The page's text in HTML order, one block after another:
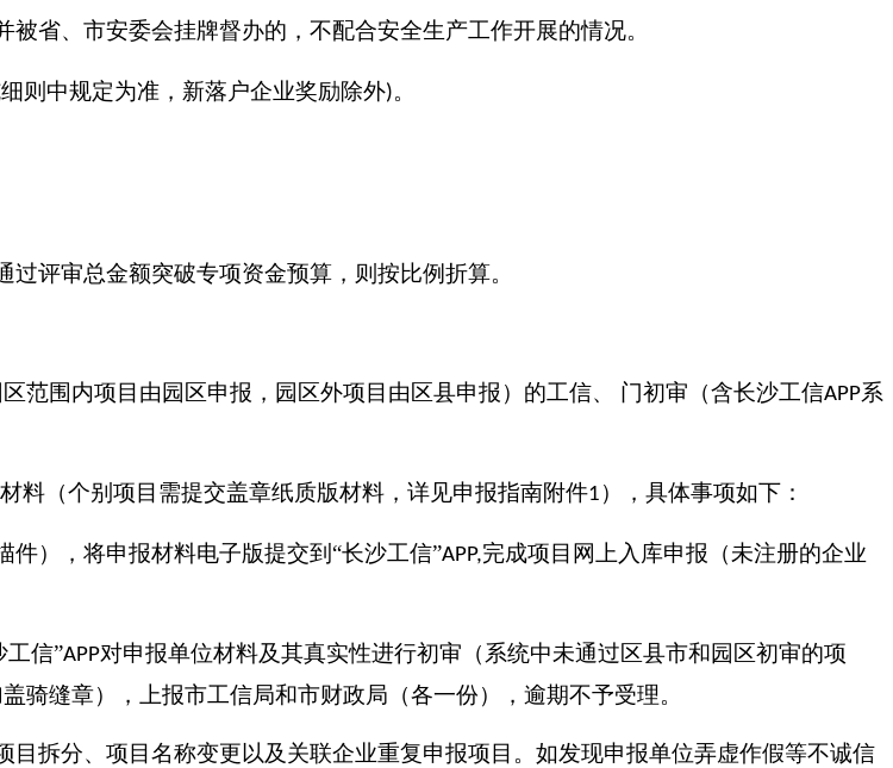
省、市安委会挂牌督办的，不配合安全生产工作开展的情况。
则中规定为准，新落户企业奖励除外)。
评审总金额突破专项资金预算，则按比例折算。
范围内项目由园区申报，园区外项目由区县申报）的工信、 门初审（含长沙工信APP系
料（个别项目需提交盖章纸质版材料，详见申报指南附件1 ），具体事项如下：
），将申报材料电子版提交到“长沙工信”APP,完成项目网上入库申报（未注册的企业
工信”APP对申报单位材料及其真实性进行初审（系统中未通过区县市和园区初审的项
骑缝章），上报市工信局和市财政局（各一份），逾期不予受理。
拆分、项目名称变更以及关联企业重复申报项目。如发现申报单位弄虚作假等不诚信